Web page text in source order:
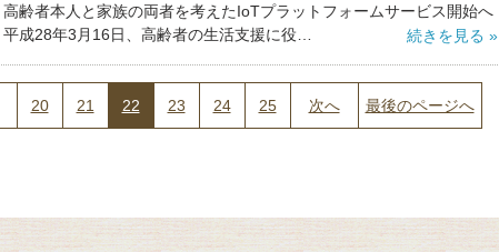
高齢者本人と家族の両者を考えたIoTプラットフォームサービス開始へ
平成28年3月16日、高齢者の生活支援に役…
続きを見る »
20 21 22 23 24 25 次へ 最後のページへ